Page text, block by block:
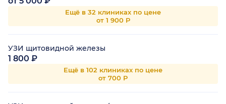
Ещё в 32 клиниках по цене
от 1 900 Р
УЗИ щитовидной железы
1 800 ₽
Ещё в 102 клиниках по цене
от 700 Р